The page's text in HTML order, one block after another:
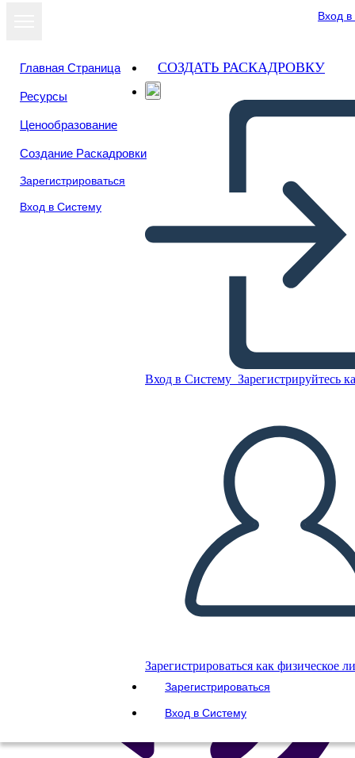
Вход
Главная Страница
Ресурсы
Ценообразование
Создание Раскадровки
Зарегистрироваться
Вход в Систему
СОЗДАТЬ РАСКАДРОВКУ
Вход в Систему Зарегистрируйтесь
Зарегистрироваться как физическое
Зарегистрироваться
Вход в Систему
ВОСПРОИЗВЕСТИ СЛАЙД-ШОУ
ПОЧИТАЙ МНЕ
Посмотреть
как слайд-шоу